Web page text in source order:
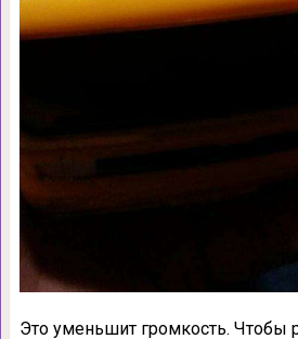
Это уменьшит громкость. Чтобы